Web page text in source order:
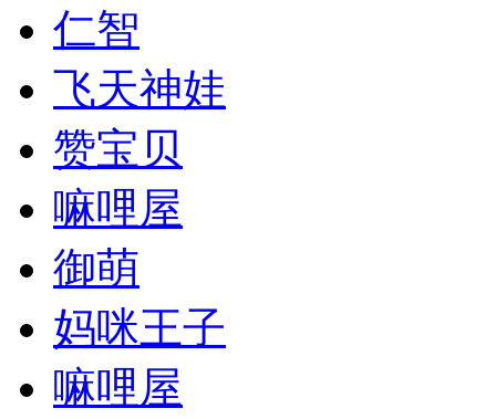
仁智
飞天神娃
赞宝贝
嘛哩屋
御萌
妈咪王子
嘛哩屋